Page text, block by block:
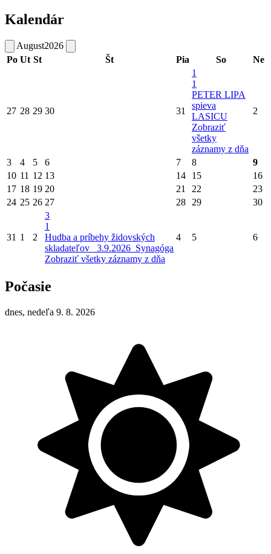
Kalendár
August2026
Po Ut St Št Pia So Ne
27 28 29 30 31
1
1
PETER LIPA
spieva
LASICU
Zobraziť
všetky
záznamy z dňa
2
3 4 5 6 7 8
9
10 11 12 13 14 15
16
17 18 19 20 21 22
23
24 25 26 27 28 29 30
31 1 2
3
1
Hudba a príbehy židovských
skladateľov_ 3.9.2026_Synagóga
Zobraziť všetky záznamy z dňa
4 5 6
Počasie
dnes, nedeľa 9. 8. 2026